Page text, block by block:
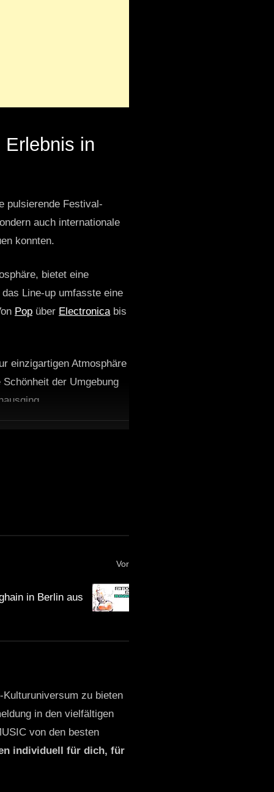
in
pulsierende Festival-
auch internationale
konnten.
bietet eine
Line-up umfasste eine
Pop über Electronicabis
einzigartigen Atmosphäre
der Umgebung
Vor
in Berlin aus
zu bieten
in den vielfältigen
von den besten
individuell für dich, für